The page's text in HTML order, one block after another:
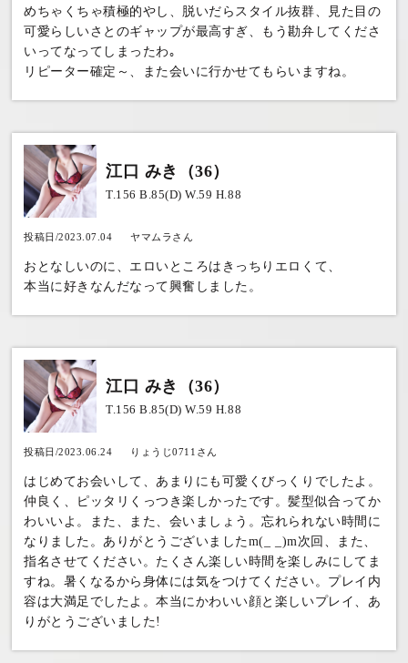
めちゃくちゃ積極的やし、脱いだらスタイル抜群、見た目の
可愛らしいさとのギャップが最高すぎ、もう勘弁してくださ
いってなってしまったわ｡
リピーター確定～、また会いに行かせてもらいますね。
江口 みき（36）
T.156 B.85(D) W.59 H.88
投稿日/2023.07.04 ヤマムラさん
おとなしいのに、エロいところはきっちりエロくて、
本当に好きなんだなって興奮しました。
江口 みき（36）
T.156 B.85(D) W.59 H.88
投稿日/2023.06.24 りょうじ0711さん
はじめてお会いして、あまりにも可愛くびっくりでしたよ。
仲良く、ピッタリくっつき楽しかったです。髪型似合ってか
わいいよ。また、また、会いましょう。忘れられない時間に
なりました。ありがとうございましたm(_ _)m次回、また、
指名させてください。たくさん楽しい時間を楽しみにしてま
すね。暑くなるから身体には気をつけてください。プレイ内
容は大満足でしたよ。本当にかわいい顔と楽しいプレイ、あ
りがとうございました!